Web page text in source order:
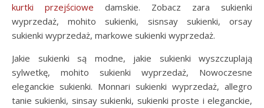
kurtki przejściowe damskie. Zobacz zara sukienki
wyprzedaż, mohito sukienki, sisnsay sukienki, orsay
sukienki wyprzedaż, markowe sukienki wyprzedaż.
Jakie sukienki są modne, jakie sukienki wyszczuplają
sylwetkę, mohito sukienki wyprzedaż, Nowoczesne
eleganckie sukienki. Monnari sukienki wyprzedaż, allegro
tanie sukienki, sinsay sukienki, sukienki proste i eleganckie,